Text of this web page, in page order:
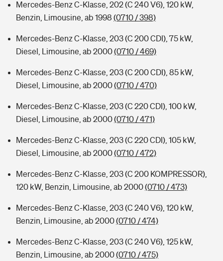
Mercedes-Benz C-Klasse, 202 (C 240 V6), 120 kW,
Benzin, Limousine, ab 1998 (0710 / 398)
Mercedes-Benz C-Klasse, 203 (C 200 CDI), 75 kW,
Diesel, Limousine, ab 2000(0710 / 469)
Mercedes-Benz C-Klasse, 203 (C 200 CDI), 85 kW,
Diesel, Limousine, ab 2000(0710 / 470)
Mercedes-Benz C-Klasse, 203 (C 220 CDI), 100 kW,
Diesel, Limousine, ab 2000(0710 / 471)
Mercedes-Benz C-Klasse, 203 (C 220 CDI), 105 kW,
Diesel, Limousine, ab 2000(0710 / 472)
Mercedes-Benz C-Klasse, 203 (C 200 KOMPRESSOR),
120 kW, Benzin, Limousine, ab 2000(0710 / 473)
Mercedes-Benz C-Klasse, 203 (C 240 V6), 120 kW,
Benzin, Limousine, ab 2000(0710 / 474)
Mercedes-Benz C-Klasse, 203 (C 240 V6), 125 kW,
Benzin, Limousine, ab 2000(0710 / 475)